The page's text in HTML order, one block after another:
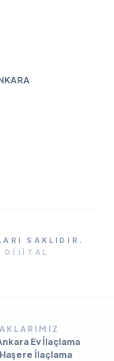
SAKLIDIR.
DIJITAL
Ev İlaçlama
Haşere İlaçlama